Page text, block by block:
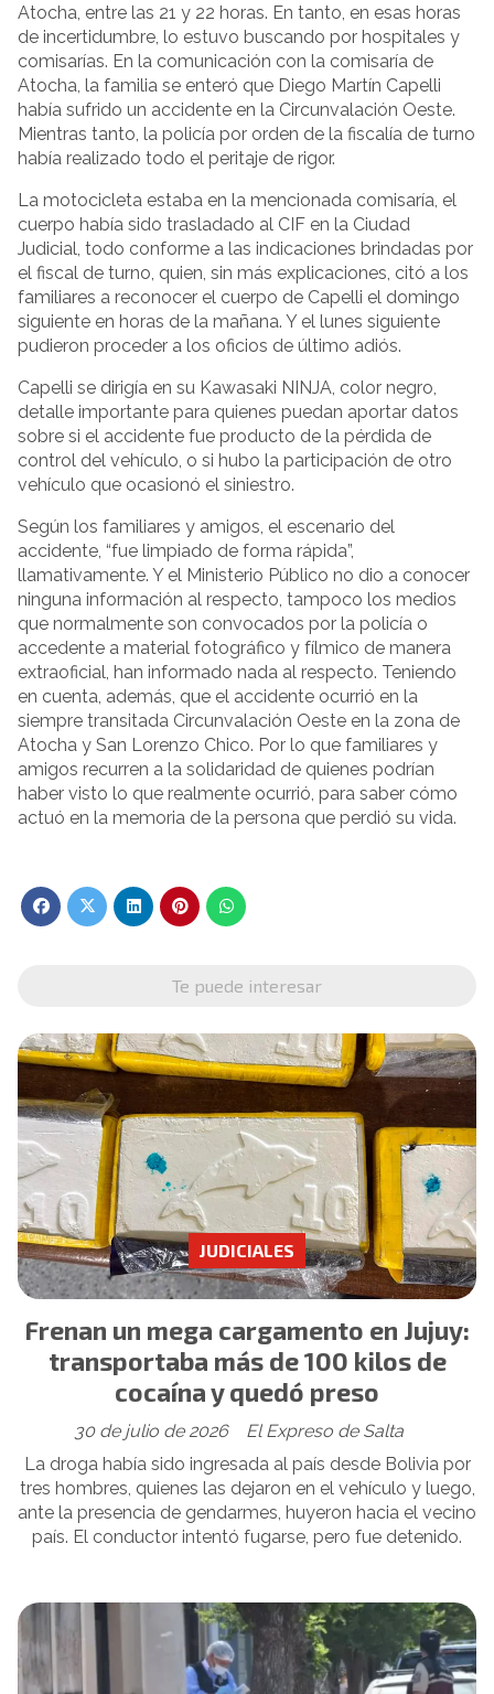
Atocha, entre las 21 y 22 horas. En tanto, en esas horas
de incertidumbre, lo estuvo buscando por hospitales y
comisarías. En la comunicación con la comisaría de
Atocha, la familia se enteró que Diego Martín Capelli
había sufrido un accidente en la Circunvalación Oeste.
Mientras tanto, la policía por orden de la fiscalía de turno
había realizado todo el peritaje de rigor.
La motocicleta estaba en la mencionada comisaría, el
cuerpo había sido trasladado al CIF en la Ciudad
Judicial, todo conforme a las indicaciones brindadas por
el fiscal de turno, quien, sin más explicaciones, citó a los
familiares a reconocer el cuerpo de Capelli el domingo
siguiente en horas de la mañana. Y el lunes siguiente
pudieron proceder a los oficios de último adiós.
Capelli se dirigía en su Kawasaki NINJA, color negro,
detalle importante para quienes puedan aportar datos
sobre si el accidente fue producto de la pérdida de
control del vehículo, o si hubo la participación de otro
vehículo que ocasionó el siniestro.
Según los familiares y amigos, el escenario del
accidente, “fue limpiado de forma rápida”,
llamativamente. Y el Ministerio Público no dio a conocer
ninguna información al respecto, tampoco los medios
que normalmente son convocados por la policía o
accedente a material fotográfico y fílmico de manera
extraoficial, han informado nada al respecto. Teniendo
en cuenta, además, que el accidente ocurrió en la
siempre transitada Circunvalación Oeste en la zona de
Atocha y San Lorenzo Chico. Por lo que familiares y
amigos recurren a la solidaridad de quienes podrían
haber visto lo que realmente ocurrió, para saber cómo
actuó en la memoria de la persona que perdió su vida.
Te puede interesar
Frenan un mega cargamento en Jujuy:
transportaba más de 100 kilos de
cocaína y quedó preso
El Expreso de Salta
JUDICIALES
30 de julio de 2026
La droga había sido ingresada al país desde Bolivia por
tres hombres, quienes las dejaron en el vehículo y luego,
ante la presencia de gendarmes, huyeron hacia el vecino
país. El conductor intentó fugarse, pero fue detenido.